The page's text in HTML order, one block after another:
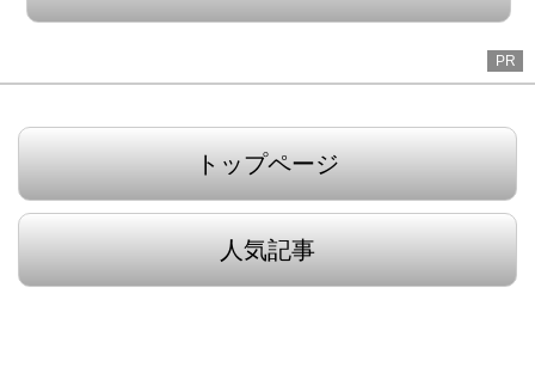
PR
トップページ
人気記事